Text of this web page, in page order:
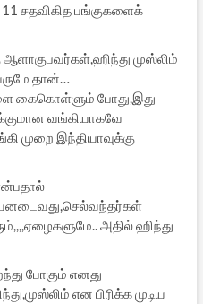
சதவிகித பங்குகளைக்
முஸ்லிம்
தான்…
கைகொள்ளும் போது,இது
வங்கியாகவே
முறை இந்தியாவுக்கு
அதில் ஹிந்து
போகும் எனது
என பிரிக்க முடிய